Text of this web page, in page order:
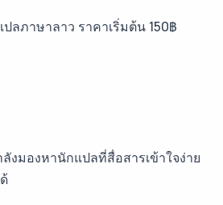
ลภาษาลาว ราคาเริ่มต้น 150฿
ปลภาษากัมพูชา ราคาเริ่มต้น 150฿
งมองหานักแปลที่สื่อสารเข้าใจง่าย